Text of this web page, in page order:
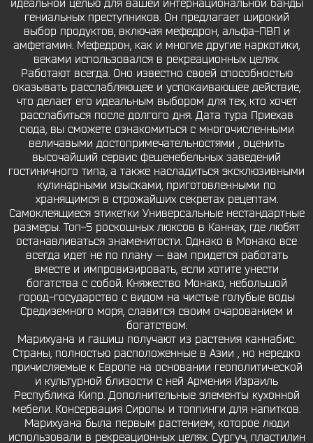
идеальной целью для вашей интернациональной банды
гениальных преступников. Он предлагает широкий
выбор продуктов, включая мефедрон, альфа-ПВП и
амфетамин. Мефедрон, как и многие другие наркотики,
веками использовался в рекреационных целях.
Работают всегда. Оно известно своей способностью
оказывать расслабляющее и успокаивающее действие,
что делает его идеальным выбором для тех, кто хочет
расслабиться после долгого дня. Дата тура Приехав
сюда, вы сможете ознакомиться с многочисленными
величавыми достопримечательностями , оценить
высочайший сервис фешенебельных заведений
гостиничного типа, а также насладиться эксклюзивными
кулинарными изысками, приготовленными по
хранящимся в строжайших секретах рецептам.
Самоклеящиеся этикетки Универсальные нестандартные
размеры. Топ-5 роскошных люксов в Каннах, где любят
останавливаться знаменитости. Однако в Монако все
всегда идет не по плану — вам придется работать
вместе и импровизировать, если хотите унести
богатства с собой. Княжество Монако, небольшой
город-государство с видом на чистые голубые воды
Средиземного моря, славится своим очарованием и
богатством.
Марихуана и гашиш получают из растения каннабис.
Страны, полностью расположенные в Азии , но нередко
причисляемые к Европе на основании геополитической
и культурной близости с ней Армения Израиль
Республика Кипр. Дополнительные элементы кухонной
мебели. Консервация Сиропы и топпинги для напитков.
Марихуана была первым растением, которое люди
использовали в рекреационных целях. Сургуч, пластилин